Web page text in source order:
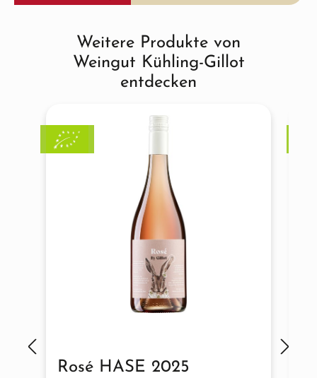
Produktgalerie überspringen
Weitere Produkte von
Weingut Kühling-Gillot
entdecken
Rosé HASE 2025